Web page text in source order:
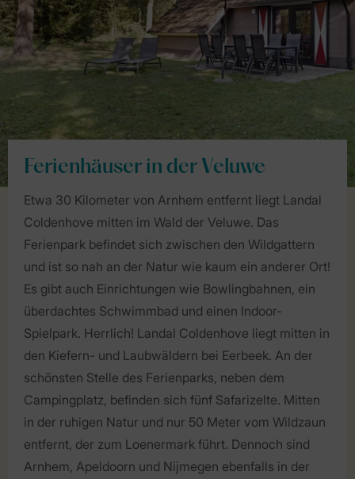
Ferienhäuser in der Veluwe
Etwa 30 Kilometer von Arnhem entfernt liegt Landal
Coldenhove mitten im Wald der Veluwe. Das
Ferienpark befindet sich zwischen den Wildgattern
und ist so nah an der Natur wie kaum ein anderer Ort!
Es gibt auch Einrichtungen wie Bowlingbahnen, ein
überdachtes Schwimmbad und einen Indoor-
Spielpark. Herrlich! Landal Coldenhove liegt mitten in
den Kiefern- und Laubwäldern bei Eerbeek. An der
schönsten Stelle des Ferienparks, neben dem
Campingplatz, befinden sich fünf Safarizelte. Mitten
in der ruhigen Natur und nur 50 Meter vom Wildzaun
entfernt, der zum Loenermark führt. Dennoch sind
Arnhem, Apeldoorn und Nijmegen ebenfalls in der